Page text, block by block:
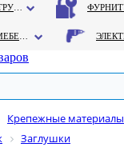
Крепежные материалы
Заглушки